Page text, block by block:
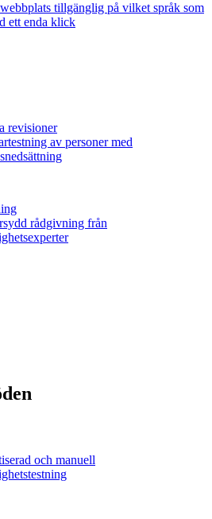
tillgänglig på vilket språk som
ett enda klick
revisioner
av personer med
rådgivning från
och manuell